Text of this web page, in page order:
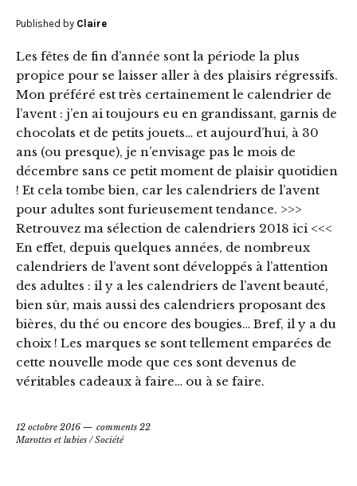
Published by Claire
Les fêtes de fin d’année sont la période la plus
propice pour se laisser aller à des plaisirs régressifs.
Mon préféré est très certainement le calendrier de
l’avent : j’en ai toujours eu en grandissant, garnis de
chocolats et de petits jouets… et aujourd’hui, à 30
ans (ou presque), je n’envisage pas le mois de
décembre sans ce petit moment de plaisir quotidien
! Et cela tombe bien, car les calendriers de l’avent
pour adultes sont furieusement tendance. >>>
Retrouvez ma sélection de calendriers 2018 ici <<<
En effet, depuis quelques années, de nombreux
calendriers de l’avent sont développés à l’attention
des adultes : il y a les calendriers de l’avent beauté,
bien sûr, mais aussi des calendriers proposant des
bières, du thé ou encore des bougies… Bref, il y a du
choix ! Les marques se sont tellement emparées de
cette nouvelle mode que ces sont devenus de
véritables cadeaux à faire… ou à se faire.
12 octobre 2016
comments 22
Marottes et lubies /Société